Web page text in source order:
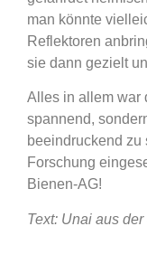
man könnte
Reflektoren
sie dann gezielt
Alles in allem war
spannend,
beeindruckend zu
Forschung
Bienen-AG!
Text: Unai aus der